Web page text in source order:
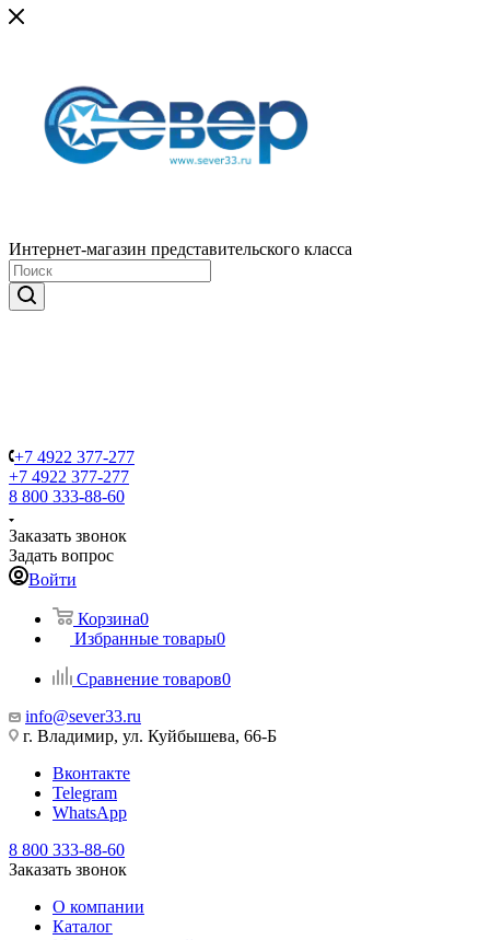
Интернет-магазин представительского класса
+7 4922 377-277
+7 4922 377-277
8 800 333-88-60
Заказать звонок
Задать вопрос
Войти
Корзина0
Избранные товары0
Сравнение товаров0
info@sever33.ru
г. Владимир, ул. Куйбышева, 66-Б
Вконтакте
Telegram
WhatsApp
8 800 333-88-60
Заказать звонок
О компании
Каталог